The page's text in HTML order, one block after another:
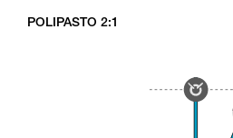
POLIPASTO 2:1